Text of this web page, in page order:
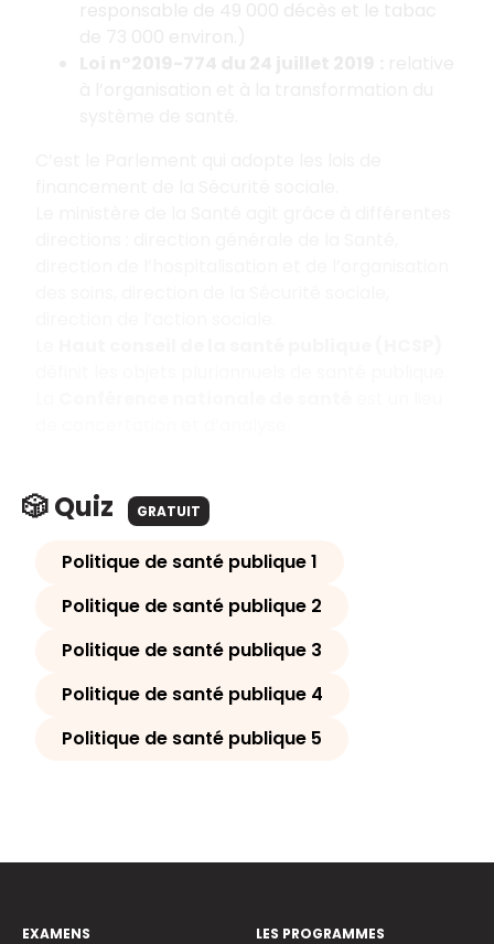
🎲 Quiz GRATUIT
Politique de santé publique 1
Politique de santé publique 2
Politique de santé publique 3
Politique de santé publique 4
Politique de santé publique 5
EXAMENS
LES PROGRAMMES